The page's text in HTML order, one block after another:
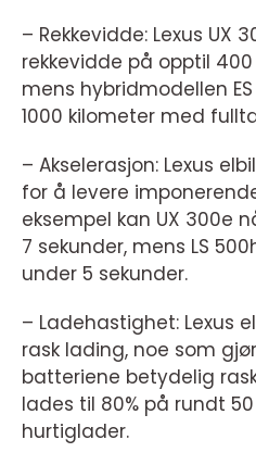
– Rekkevidde: Lexus UX
rekkevidde på opptil
mens hybridmodellen
1000 kilometer med
– Akselerasjon: Lexus
for å levere
eksempel kan UX 300e
7 sekunder, mens LS
under 5 sekunder.
– Ladehastighet: Lexus
rask lading, noe som
batteriene betydelig
lades til 80% på rundt
hurtiglader.